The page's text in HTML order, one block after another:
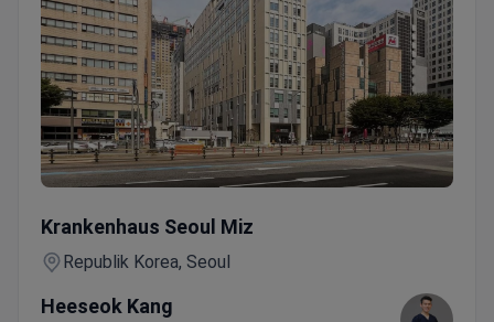
Krankenhaus Seoul Miz
Republik Korea, Seoul
Heeseok Kang